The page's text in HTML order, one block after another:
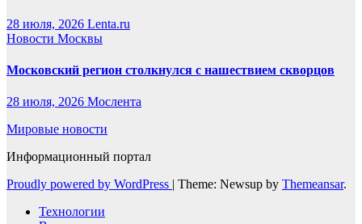
28 июля, 2026 Lenta.ru
Новости Москвы
Московский регион столкнулся с нашествием скворцов
28 июля, 2026 Мослента
Мировые новости
Информационный портал
Proudly powered by WordPress | Theme: Newsup by Themeansar.
Технологии